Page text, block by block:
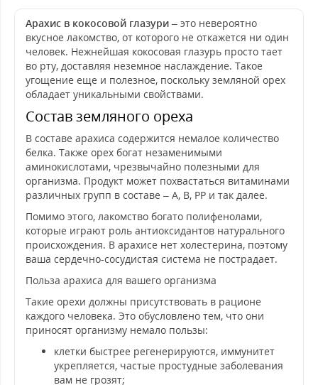
Арахис в кокосовой глазури – это невероятно
вкусное лакомство, от которого не откажется ни один
человек. Нежнейшая кокосовая глазурь просто тает
во рту, доставляя неземное наслаждение. Такое
угощение еще и полезное, поскольку земляной орех
обладает уникальными свойствами.
Состав земляного ореха
В составе арахиса содержится немалое количество
белка. Также орех богат незаменимыми
аминокислотами, чрезвычайно полезными для
организма. Продукт может похвастаться витаминами
различных групп в составе – А, В, РР и так далее.
Помимо этого, лакомство богато полифенолами,
которые играют роль антиоксидантов натурального
происхождения. В арахисе нет холестерина, поэтому
ваша сердечно-сосудистая система не пострадает.
Польза арахиса для вашего организма
Такие орехи должны присутствовать в рационе
каждого человека. Это обусловлено тем, что они
приносят организму немало пользы:
клетки быстрее регенерируются, иммунитет
укрепляется, частые простудные заболевания
вам не грозят;